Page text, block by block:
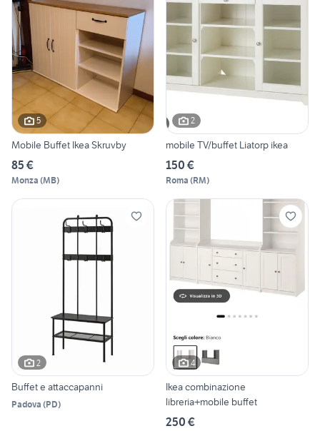
5
Mobile Buffet Ikea Skruvby
85 €
Monza (MB)
2
mobile TV/buffet Liatorp ikea
150 €
Roma (RM)
2
Buffet e attaccapanni
Padova (PD)
4
Ikea combinazione
libreria+mobile buffet
250 €